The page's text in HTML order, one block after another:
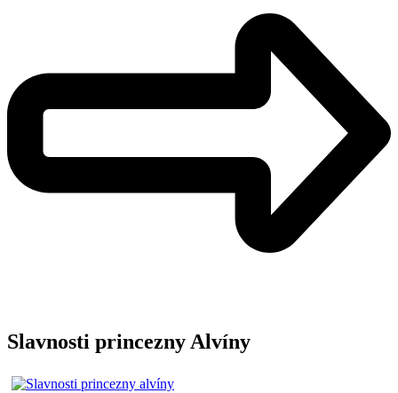
Slavnosti princezny Alvíny